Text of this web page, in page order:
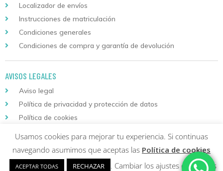
Localizador de envíos
Instrucciones de matriculación
Condiciones generales
Condiciones de compra y garantía de devolución
AVISOS LEGALES
Aviso legal
Política de privacidad y protección de datos
Política de cookies
Descarga nuestra aplicación
para Android
Usamos cookies para mejorar tu experiencia. Si continuas
navegando asumimos que aceptas las Política de cookies
ACEPTAR TODAS RECHAZAR
. Cambiar los ajustes de cookies